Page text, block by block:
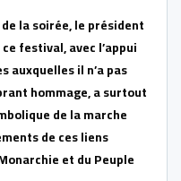
la soirée, le président
festival, avec l’appui
auxquelles il n’a pas
hommage, a surtout
de la marche
de ces liens
et du Peuple